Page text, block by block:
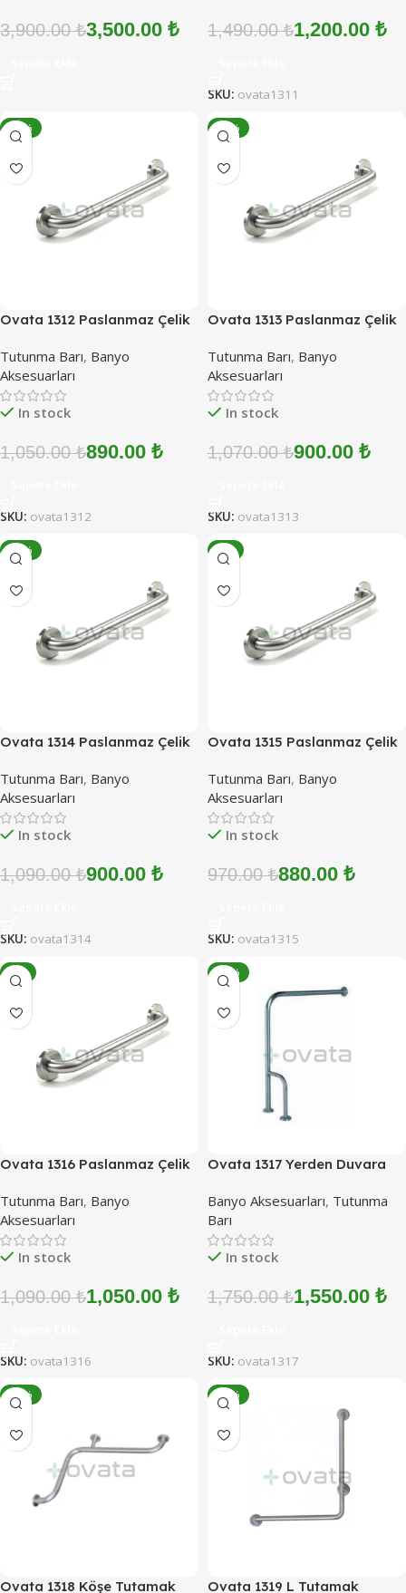
3,900.00₺3,500.00 ₺ 1,490.00₺1,200.00 ₺
SKU: ovata1311
-15%
Ovata 1312 Paslanmaz Çelik
Tutunma Barı, Banyo
Aksesuarları
In stock
1,050.00₺890.00 ₺
SKU: ovata1312
-16%
Ovata 1313 Paslanmaz Çelik
Tutunma Barı, Banyo
Aksesuarları
In stock
1,070.00₺900.00 ₺
SKU: ovata1313
-17%
Ovata 1314 Paslanmaz Çelik
Tutunma Barı, Banyo
Aksesuarları
In stock
1,090.00₺900.00 ₺
SKU: ovata1314
-9%
Ovata 1315 Paslanmaz Çelik
Tutunma Barı, Banyo
Aksesuarları
In stock
970.00₺880.00 ₺
SKU: ovata1315
-4%
Ovata 1316 Paslanmaz Çelik
Tutunma Barı, Banyo
Aksesuarları
In stock
1,090.00₺1,050.00 ₺
SKU: ovata1316
-11%
Ovata 1317 Yerden Duvara
(Paslanmaz Çelik)
Banyo Aksesuarları, Tutunma
Barı
In stock
1,750.00₺1,550.00 ₺
SKU: ovata1317
-11%
Ovata 1318 Köşe Tutamak
-12%
Ovata 1319 L Tutamak